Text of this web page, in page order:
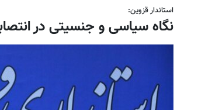
استاندار قزوین:
نگاه سیاسی و جنسیتی در